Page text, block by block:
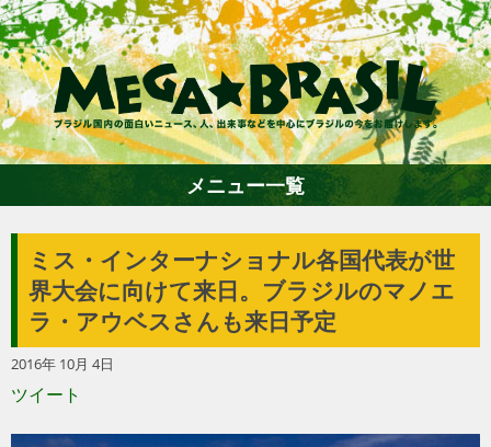
ホーム
ファション
メニュー一覧
ミス・インターナショナル各国代表が世
界大会に向けて来日。ブラジルのマノエ
ラ・アウベスさんも来日予定
2016年 10月 4日
ツイート